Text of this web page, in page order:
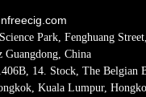
Park, Fenghuang
Guangdong, China
14. Stock, The Belgian
Kuala Lumpur,